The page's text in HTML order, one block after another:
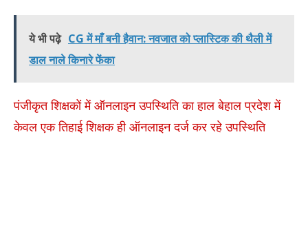
ये भी पढ़े CG में माँ बनी हैवान: नवजात को प्लास्टिक की थैली में
डाल नाले किनारे फेंका
पंजीकृत शिक्षकों में ऑनलाइन उपस्थिति का हाल बेहाल प्रदेश में
केवल एक तिहाई शिक्षक ही ऑनलाइन दर्ज कर रहे उपस्थिति